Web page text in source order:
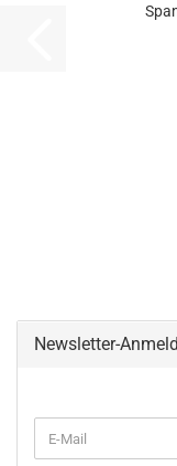
Newsletter-
ZUR
E-
Mail